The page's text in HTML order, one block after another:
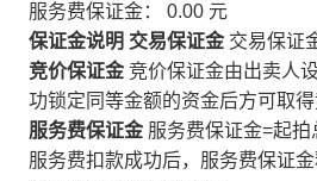
服务费保证金： 0.00 元
保证金说明 交易保证金 交易保证
竞价保证金 竞价保证金由出卖人
功锁定同等金额的资金后方可取
服务费保证金 服务费保证金=起
服务费扣款成功后，服务费保证金